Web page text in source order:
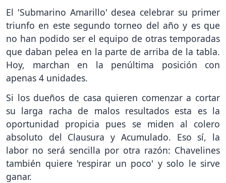
El 'Submarino Amarillo' desea celebrar su primer
triunfo en este segundo torneo del año y es que
no han podido ser el equipo de otras temporadas
que daban pelea en la parte de arriba de la tabla.
Hoy, marchan en la penúltima posición con
apenas 4 unidades.
Si los dueños de casa quieren comenzar a cortar
su larga racha de malos resultados esta es la
oportunidad propicia pues se miden al colero
absoluto del Clausura y Acumulado. Eso sí, la
labor no será sencilla por otra razón: Chavelines
también quiere 'respirar un poco' y solo le sirve
ganar.